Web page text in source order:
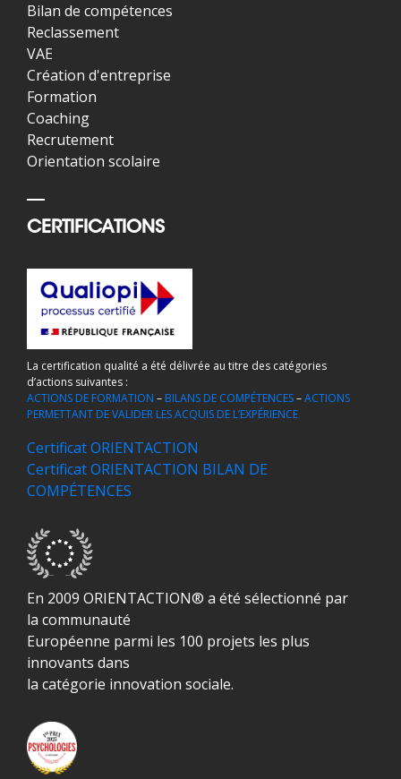
Bilan de compétences
Reclassement
VAE
Création d'entreprise
Formation
Coaching
Recrutement
Orientation scolaire
CERTIFICATIONS
La certification qualité a été délivrée au titre des catégories
d’actions suivantes :
ACTIONS DE FORMATION – BILANS DE COMPÉTENCES–ACTIONS
PERMETTANT DE VALIDER LES ACQUIS DE L’EXPÉRIENCE
Certificat ORIENTACTION
Certificat ORIENTACTION BILAN DE
COMPÉTENCES
En 2009 ORIENTACTION® a été sélectionné par
la communauté
Européenne parmi les 100 projets les plus
innovants dans
la catégorie innovation sociale.